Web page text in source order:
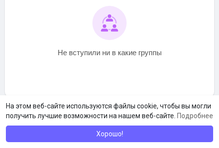
На этом веб-сайте используются файлы cookie, чтобы вы могли
получить лучшие возможности на нашем веб-сайте. Подробнее
Хорошо!
Не вступили ни в какие группы